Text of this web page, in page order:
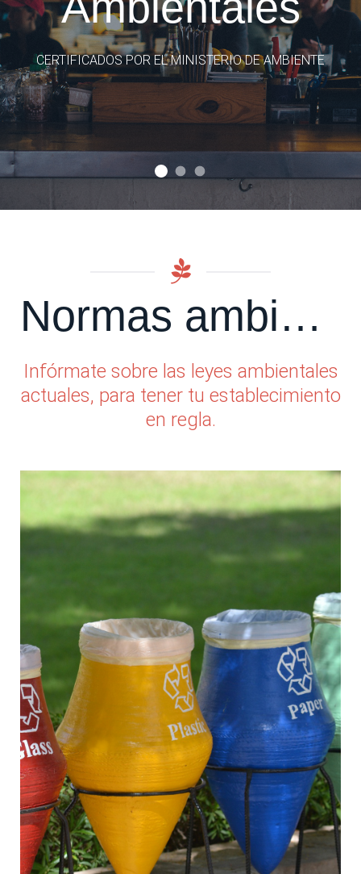
CERTIFICADOS POR EL MINISTERIO DE AMBIENTE
GESTIÓN INTEGRAL DE DESECHOS EN BARES Y
RESTAURANTES
MATRÍZ-QUITO
Laborando desde 1996
Normas ambientales
Infórmate sobre las leyes ambientales
actuales, para tener tu establecimiento
en regla.